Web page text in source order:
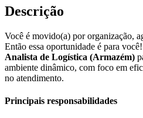
Descrição
Você é movido(a) por organização,
Então essa oportunidade é para
Analista de Logística (Armazém)
ambiente dinâmico, com foco em
no atendimento.
Principais responsabilidades